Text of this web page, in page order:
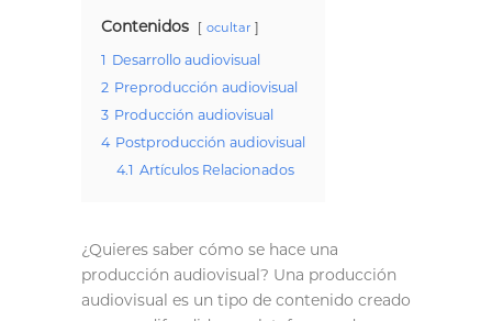
Contenidos ocultar
1 Desarrollo audiovisual
2 Preproducción audiovisual
3 Producción audiovisual
4 Postproducción audiovisual
4.1 Artículos Relacionados
¿Quieres saber cómo se hace una
producción audiovisual? Una producción
audiovisual es un tipo de contenido creado